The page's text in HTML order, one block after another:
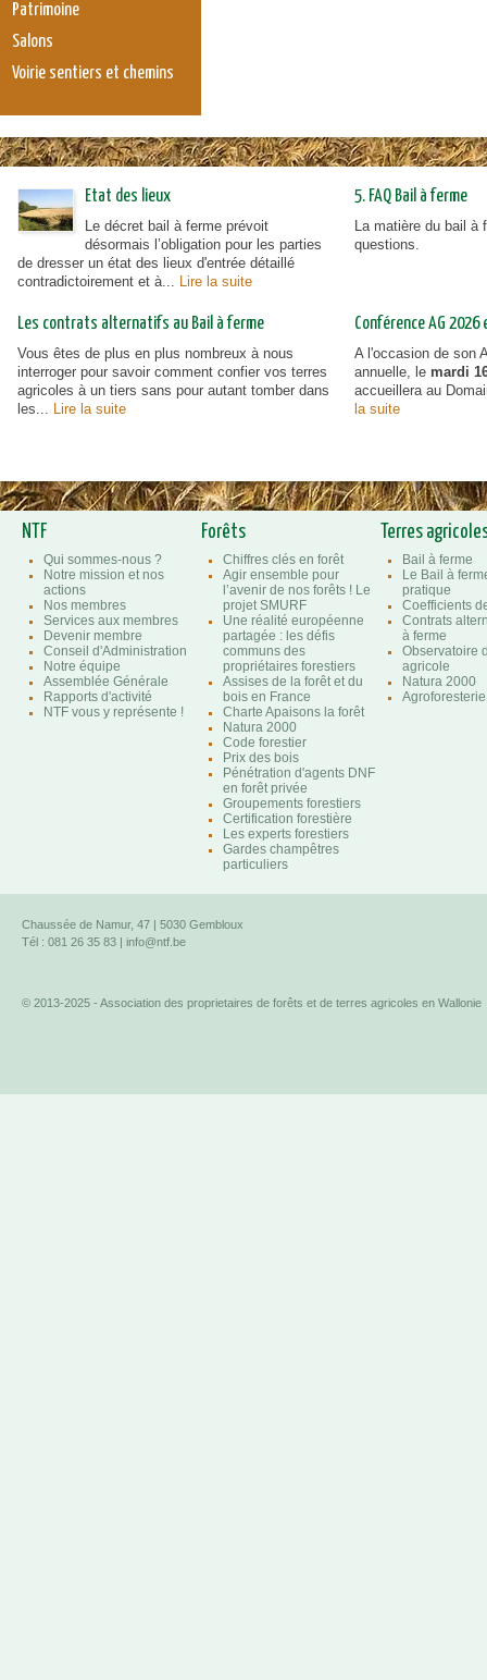
Patrimoine
Salons
Voirie sentiers et chemins
Etat des lieux
Le décret bail à ferme prévoit
désormais l’obligation pour les parties
de dresser un état des lieux d'entrée détaillé
contradictoirement et à... Lire la suite
5. FAQ Bail à ferme
La matière du bail à
questions.
Les contrats alternatifs au Bail à ferme
Vous êtes de plus en plus nombreux à nous
interroger pour savoir comment confier vos terres
agricoles à un tiers sans pour autant tomber dans
les... Lire la suite
Conférence AG
A l'occasion de son
annuelle, le mardi
accueillera au
la suite
NTF
Qui sommes-nous ?
Notre mission et nos
actions
Nos membres
Services aux membres
Devenir membre
Conseil d'Administration
Notre équipe
Assemblée Générale
Rapports d'activité
NTF vous y représente !
Forêts
Chiffres clés en forêt
Agir ensemble pour
l’avenir de nos forêts ! Le
projet SMURF
Une réalité européenne
partagée : les défis
communs des
propriétaires forestiers
Assises de la forêt et du
bois en France
Charte Apaisons la forêt
Natura 2000
Code forestier
Prix des bois
Pénétration d'agents DNF
en forêt privée
Groupements forestiers
Certification forestière
Les experts forestiers
Gardes champêtres
particuliers
Terres
Bail à ferme
Le Bail à
pratique
Coefficients
Contrats
à ferme
Observatoire
agricole
Natura 2000
Chaussée de Namur, 47 | 5030 Gembloux
Tél : 081 26 35 83 | info@ntf.be
© 2013-2025 - Association des proprietaires de forêts et de terres agricoles en Wallonie